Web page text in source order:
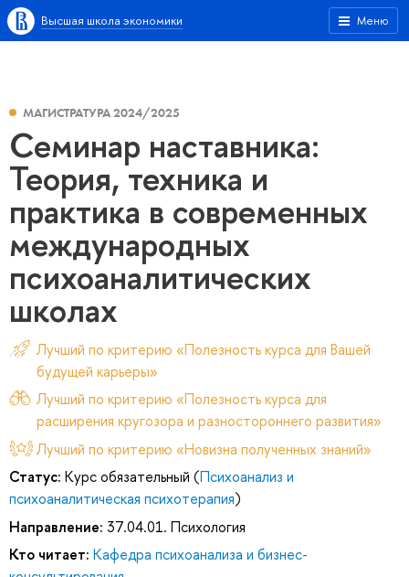
Меню
Высшая школа экономики
МАГИСТРАТУРА 2024/2025
Семинар наставника:
Теория, техника и
практика в современных
международных
психоаналитических
школах
Лучший по критерию «Полезность курса для Вашей
будущей карьеры»
Лучший по критерию «Полезность курса для
расширения кругозора и разностороннего развития»
Лучший по критерию «Новизна полученных знаний»
Статус: Курс обязательный (Психоанализ и
психоаналитическая психотерапия)
Направление: 37.04.01. Психология
Кто читает: Кафедра психоанализа и бизнес-